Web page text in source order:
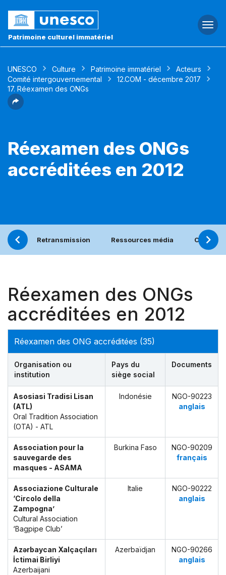
Patrimoine culturel immatériel
UNESCO Culture Patrimoine immatériel
Acteurs
Comité intergouvernemental
12.COM - décembre 2017
17. Réexamen des ONGs
Réexamen des ONGs
accréditées en 2012
Retransmission Ressources média
Réexamen des ONGs
accréditées en 2012
Réexamen des ONG accréditées (35)
Organisation ou
institution
Pays du
siège social
Documents
Asosiasi Tradisi Lisan
(ATL)
Oral Tradition Association
(OTA) - ATL
Indonésie
NGO-90223
anglais
Association pour la
sauvegarde des
masques - ASAMA
Burkina Faso
NGO-90209
français
Associazione Culturale
‘Circolo della
Zampogna’
Cultural Association
‘Bagpipe Club’
Italie
NGO-90222
anglais
Azərbaycan Xalçaçıları
İctimai Birliyi
Azerbaijani
Azerbaïdjan
NGO-90266
anglais